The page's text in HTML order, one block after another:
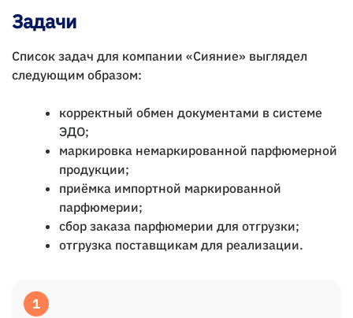
Задачи
Список задач для компании «Сияние» выглядел
следующим образом:
корректный обмен документами в системе
ЭДО;
маркировка немаркированной парфюмерной
продукции;
приёмка импортной маркированной
парфюмерии;
сбор заказа парфюмерии для отгрузки;
отгрузка поставщикам для реализации.
1